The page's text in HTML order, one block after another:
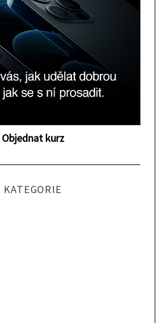
Objednat kurz
KATEGORIE